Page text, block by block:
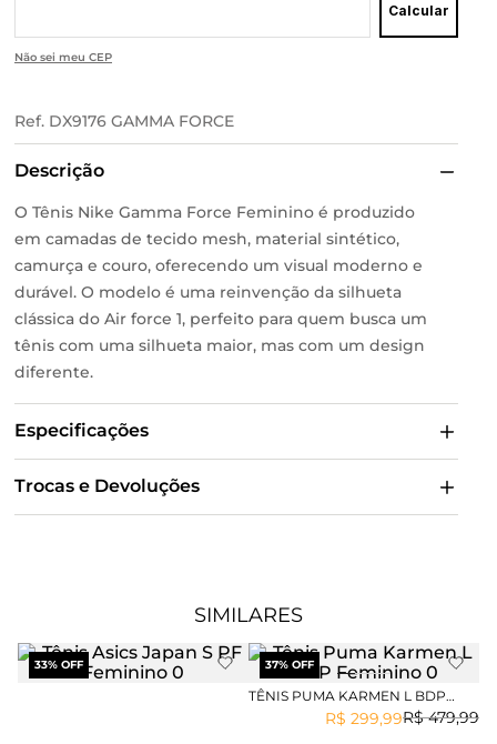
Calcular
Não sei meu CEP
Ref. DX9176 GAMMA FORCE
Descrição
O Tênis Nike Gamma Force Feminino é produzido
em camadas de tecido mesh, material sintético,
camurça e couro, oferecendo um visual moderno e
durável. O modelo é uma reinvenção da silhueta
clássica do Air force 1, perfeito para quem busca um
tênis com uma silhueta maior, mas com um design
diferente.
Especificações
Trocas e Devoluções
SIMILARES
33% OFF 37% OFF
TÊNIS PUMA KARMEN L BDP
R$ 479,99
R$ 299,99